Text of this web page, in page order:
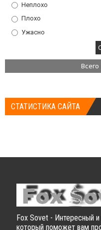
Неплохо
Плохо
Ужасно
Всего
СТАТИСТИКА САЙТА
Fox Sovet - Интересный
который поможет вам